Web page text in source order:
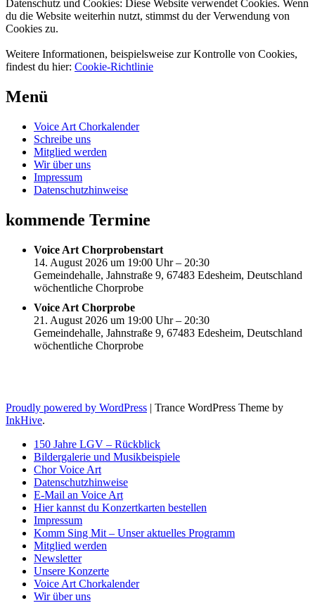
Datenschutz und Cookies: Diese Website verwendet Cookies. Wenn
du die Website weiterhin nutzt, stimmst du der Verwendung von
Cookies zu.
Weitere Informationen, beispielsweise zur Kontrolle von Cookies,
findest du hier: Cookie-Richtlinie
Menü
Voice Art Chorkalender
Schreibe uns
Mitglied werden
Wir über uns
Impressum
Datenschutzhinweise
kommende Termine
Voice Art Chorprobenstart
14. August 2026 um 19:00 Uhr – 20:30
Gemeindehalle, Jahnstraße 9, 67483 Edesheim, Deutschland
wöchentliche Chorprobe
Voice Art Chorprobe
21. August 2026 um 19:00 Uhr – 20:30
Gemeindehalle, Jahnstraße 9, 67483 Edesheim, Deutschland
wöchentliche Chorprobe
Proudly powered by WordPress | Trance WordPress Theme by
InkHive.
150 Jahre LGV – Rückblick
Bildergalerie und Musikbeispiele
Chor Voice Art
Datenschutzhinweise
E-Mail an Voice Art
Hier kannst du Konzertkarten bestellen
Impressum
Komm Sing Mit – Unser aktuelles Programm
Mitglied werden
Newsletter
Unsere Konzerte
Voice Art Chorkalender
Wir über uns